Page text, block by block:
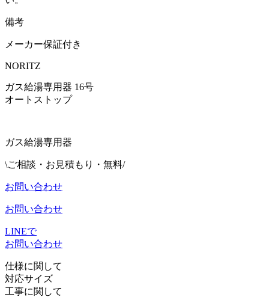
備考
メーカー保証付き
NORITZ
ガス給湯専用器 16号
オートストップ
ガス給湯専用器
\ご相談・お見積もり・無料/
お問い合わせ
お問い合わせ
LINEで
お問い合わせ
仕様に関して
対応サイズ
工事に関して